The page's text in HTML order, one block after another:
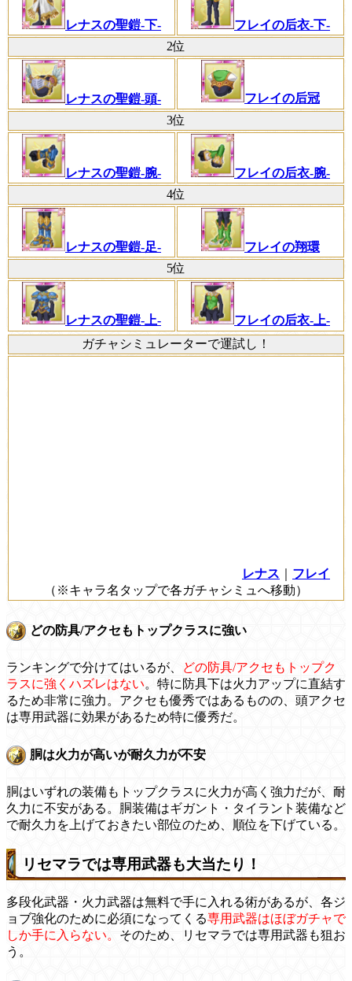
レナスの聖鎧-下-
フレイの后衣-下-
2位
レナスの聖鎧-頭-
フレイの后冠
3位
レナスの聖鎧-腕-
フレイの后衣-腕-
4位
レナスの聖鎧-足-
フレイの翔環
5位
レナスの聖鎧-上-
フレイの后衣-上-
ガチャシミュレーターで運試し！
レナス
フレイ
（※キャラ名タップで各ガチャシミュへ移動）
どの防具/アクセもトップクラスに強い
ランキングで分けてはいるが、
どの防具/アクセもトップク
ラスに強くハズレはない。特に防具下は火力アップに直結す
るため非常に強力。アクセも優秀ではあるものの、頭アクセ
は専用武器に効果があるため特に優秀だ。
胴は火力が高いが耐久力が不安
胴はいずれの装備もトップクラスに火力が高く強力だが、耐
久力に不安がある。胴装備はギガント・タイラント装備など
で耐久力を上げておきたい部位のため、順位を下げている。
リセマラでは専用武器も大当たり！
多段化武器・火力武器は無料で手に入れる術があるが、各ジ
ョブ強化のために必須になってくる専用武器はほぼガチャで
しか手に入らない。 そのため、リセマラでは専用武器も狙お
う。